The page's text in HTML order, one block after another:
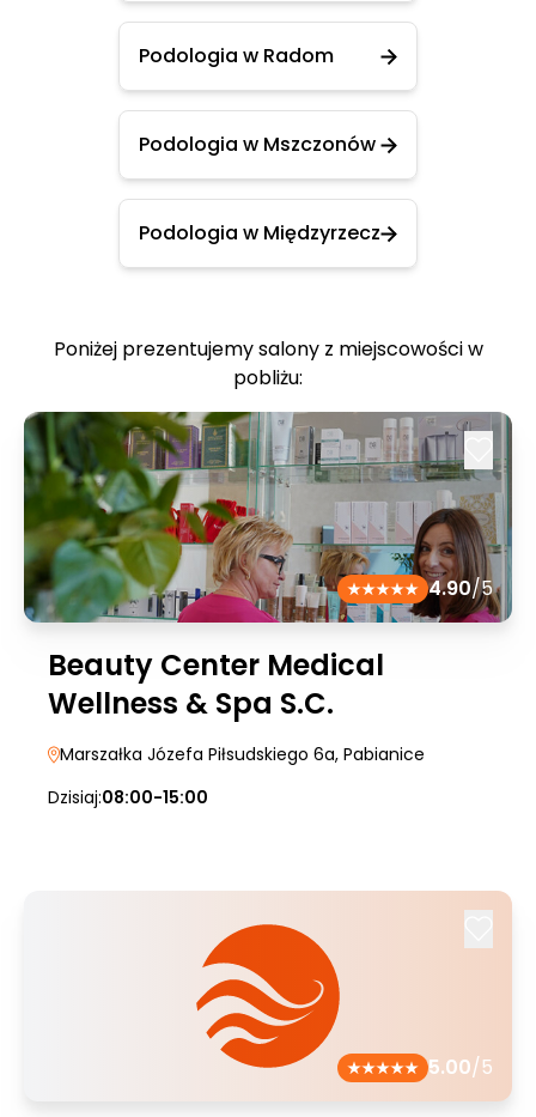
Podologia w Radom
Podologia w Mszczonów
Podologia w Międzyrzecz
Poniżej prezentujemy salony z miejscowości w
pobliżu:
4.90/5
Beauty Center Medical
Wellness & Spa S.C.
Marszałka Józefa Piłsudskiego 6a, Pabianice
Dzisiaj:08:00-15:00
5.00/5